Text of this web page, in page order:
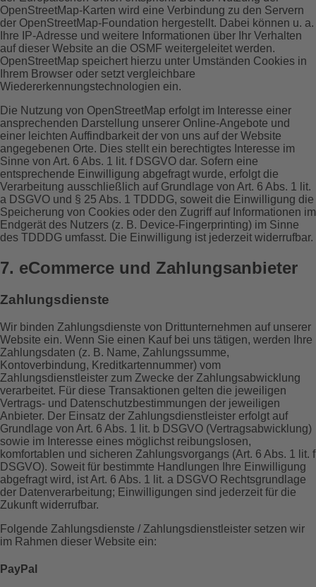
OpenStreetMap-Karten wird eine Verbindung zu den Servern
der OpenStreetMap-Foundation hergestellt. Dabei können u. a.
Ihre IP-Adresse und weitere Informationen über Ihr Verhalten
auf dieser Website an die OSMF weitergeleitet werden.
OpenStreetMap speichert hierzu unter Umständen Cookies in
Ihrem Browser oder setzt vergleichbare
Wiedererkennungstechnologien ein.
Die Nutzung von OpenStreetMap erfolgt im Interesse einer
ansprechenden Darstellung unserer Online-Angebote und
einer leichten Auffindbarkeit der von uns auf der Website
angegebenen Orte. Dies stellt ein berechtigtes Interesse im
Sinne von Art. 6 Abs. 1 lit. f DSGVO dar. Sofern eine
entsprechende Einwilligung abgefragt wurde, erfolgt die
Verarbeitung ausschließlich auf Grundlage von Art. 6 Abs. 1 lit.
a DSGVO und § 25 Abs. 1 TDDDG, soweit die Einwilligung die
Speicherung von Cookies oder den Zugriff auf Informationen im
Endgerät des Nutzers (z. B. Device-Fingerprinting) im Sinne
des TDDDG umfasst. Die Einwilligung ist jederzeit widerrufbar.
7. eCommerce und Zahlungs­anbieter
Zahlungsdienste
Wir binden Zahlungsdienste von Drittunternehmen auf unserer
Website ein. Wenn Sie einen Kauf bei uns tätigen, werden Ihre
Zahlungsdaten (z. B. Name, Zahlungssumme,
Kontoverbindung, Kreditkartennummer) vom
Zahlungsdienstleister zum Zwecke der Zahlungsabwicklung
verarbeitet. Für diese Transaktionen gelten die jeweiligen
Vertrags- und Datenschutzbestimmungen der jeweiligen
Anbieter. Der Einsatz der Zahlungsdienstleister erfolgt auf
Grundlage von Art. 6 Abs. 1 lit. b DSGVO (Vertragsabwicklung)
sowie im Interesse eines möglichst reibungslosen,
komfortablen und sicheren Zahlungsvorgangs (Art. 6 Abs. 1 lit. f
DSGVO). Soweit für bestimmte Handlungen Ihre Einwilligung
abgefragt wird, ist Art. 6 Abs. 1 lit. a DSGVO Rechtsgrundlage
der Datenverarbeitung; Einwilligungen sind jederzeit für die
Zukunft widerrufbar.
Folgende Zahlungsdienste / Zahlungsdienstleister setzen wir
im Rahmen dieser Website ein:
PayPal